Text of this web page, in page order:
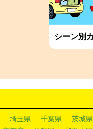
シーン別
埼玉県 千葉県
茨城県